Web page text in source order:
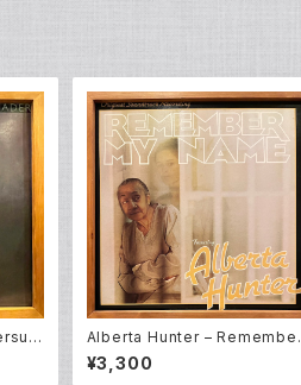
Alberta Hunter – Remember
My Name [O.S.T] (LP)
¥3,300